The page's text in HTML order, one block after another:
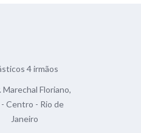
4 irmãos
Marechal Floriano,
Centro - Rio de
Janeiro